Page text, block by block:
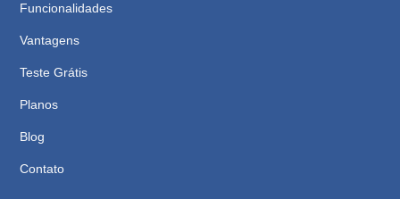
Funcionalidades
Vantagens
Teste Grátis
Planos
Blog
Contato